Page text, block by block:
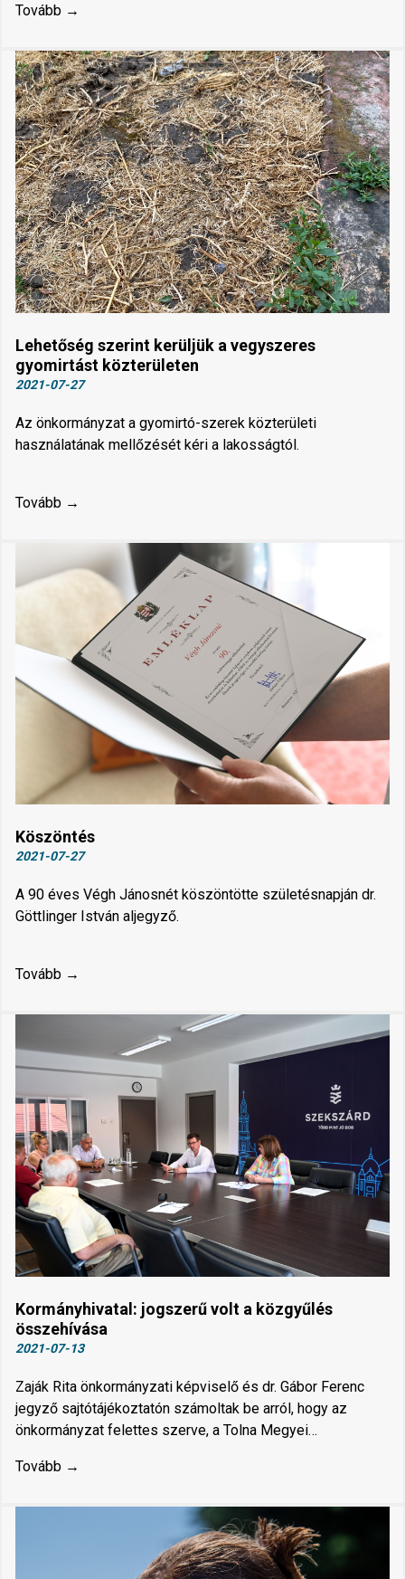
Tovább →
Lehetőség szerint kerüljük a vegyszeres
gyomirtást közterületen
2021-07-27
Az önkormányzat a gyomirtó-szerek közterületi
használatának mellőzését kéri a lakosságtól.
Tovább →
Köszöntés
2021-07-27
A 90 éves Végh Jánosnét köszöntötte születésnapján dr.
Göttlinger István aljegyző.
Tovább →
Kormányhivatal: jogszerű volt a közgyűlés
összehívása
2021-07-13
Zaják Rita önkormányzati képviselő és dr. Gábor Ferenc
jegyző sajtótájékoztatón számoltak be arról, hogy az
önkormányzat felettes szerve, a Tolna Megyei…
Tovább →